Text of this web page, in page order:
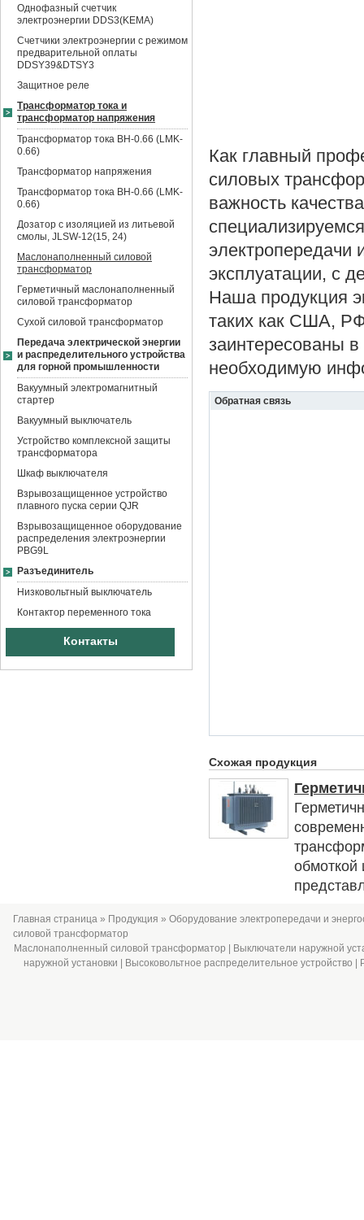
Однофазный счетчик
электроэнергии DDS3(KEMA)
Счетчики электроэнергии с режимом
предварительной оплаты
DDSY39&DTSY3
Защитное реле
Трансформатор тока и
трансформатор напряжения
Трансформатор тока BH-0.66 (LMK-
0.66)
Трансформатор напряжения
Трансформатор тока BH-0.66 (LMK-
0.66)
Дозатор с изоляцией из литьевой
смолы, JLSW-12(15, 24)
Маслонаполненный силовой
трансформатор
Герметичный маслонаполненный
силовой трансформатор
Сухой силовой трансформатор
Передача электрической энергии
и распределительного устройства
для горной промышленности
Вакуумный электромагнитный
стартер
Вакуумный выключатель
Устройство комплексной защиты
трансформатора
Шкаф выключателя
Взрывозащищенное устройство
плавного пуска серии QJR
Взрывозащищенное оборудование
распределения электроэнергии
PBG9L
Разъединитель
Низковольтный выключатель
Контактор переменного тока
Контакты
Как главный
силовых
важность
электропередачи
эксплуатации, с
Наша продукция
таких как США,
заинтересованы
необходимую
Обратная связь
Схожая продукция
обмоткой
Главная страница » Продукция » Оборудование электропередачи и
силовой трансформатор
Маслонаполненный силовой трансформатор
Выключатели наружной
наружной установки
Высоковольтное распределительное устройство